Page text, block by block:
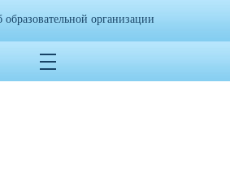
образовательной организации